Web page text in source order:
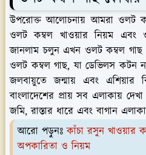
উপরোক্ত আলোচনায় আমরা ওলট
ওলট কম্বল খাওয়ার নিয়ম এবং
জানলাম চলুন এখন ওলট কম্বল গাছ
ওলট কম্বল গাছ, যা ডেভিলস কটন
জলবায়ুতে জন্মায় এবং এশিয়ার
বাংলাদেশের প্রায় সব এলাকায়
জমি, রাস্তার ধারে এবং বাগান
আরো পড়ুনঃকাঁচা রসুন খাওয়ার
অপকারিতা ও নিয়ম